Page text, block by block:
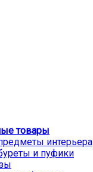
товары
интерьера
и пуфики